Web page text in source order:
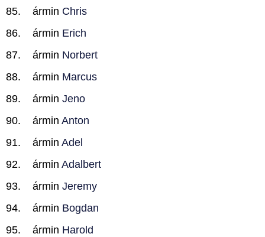
ármin Chris
ármin Erich
ármin Norbert
ármin Marcus
ármin Jeno
ármin Anton
ármin Adel
ármin Adalbert
ármin Jeremy
ármin Bogdan
ármin Harold